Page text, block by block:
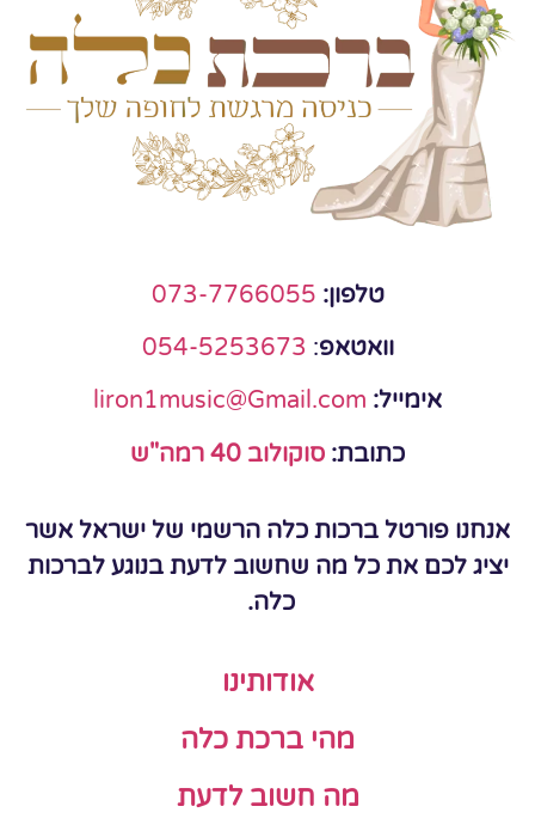
טלפון: 073-7766055
וואטאפ:
054-5253673
אימייל: liron1music@Gmail.com
כתובת: סוקולוב 40 רמה"ש
אנחנו פורטל ברכות כלה הרשמי של ישראל אשר
יציג לכם את כל מה שחשוב לדעת בנוגע לברכות
כלה.
אודותינו
מהי ברכת כלה
מה חשוב לדעת